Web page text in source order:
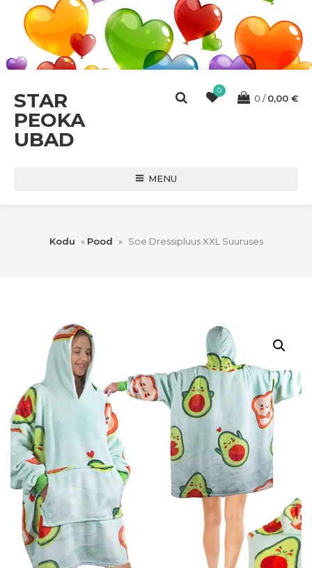
STAR
PEOKA
UBAD
0
0 0,00 €
MENU
Kodu » Pood » Soe Dressipluus XXL Suuruses